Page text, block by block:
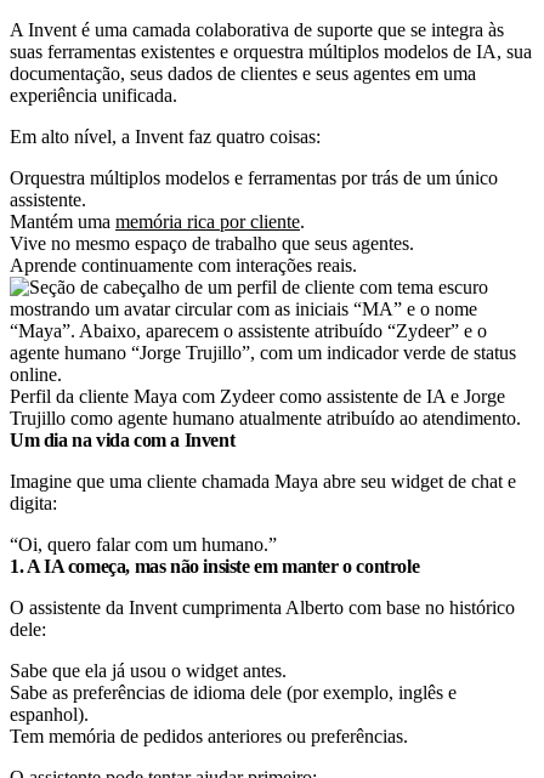
A Invent é uma camada colaborativa de suporte que se integra às
suas ferramentas existentes e orquestra múltiplos modelos de IA, sua
documentação, seus dados de clientes e seus agentes em uma
experiência unificada.
Em alto nível, a Invent faz quatro coisas:
Orquestra múltiplos modelos e ferramentas por trás de um único
assistente.
Mantém uma memória rica por cliente.
Vive no mesmo espaço de trabalho que seus agentes.
Aprende continuamente com interações reais.
Perfil da cliente Maya com Zydeer como assistente de IA e Jorge
Trujillo como agente humano atualmente atribuído ao atendimento.
Um dia na vida com a Invent
Imagine que uma cliente chamada Maya abre seu widget de chat e
digita:
“Oi, quero falar com um humano.”
1. A IA começa, mas não insiste em manter o controle
O assistente da Invent cumprimenta Alberto com base no histórico
dele:
Sabe que ela já usou o widget antes.
Sabe as preferências de idioma dele (por exemplo, inglês e
espanhol).
Tem memória de pedidos anteriores ou preferências.